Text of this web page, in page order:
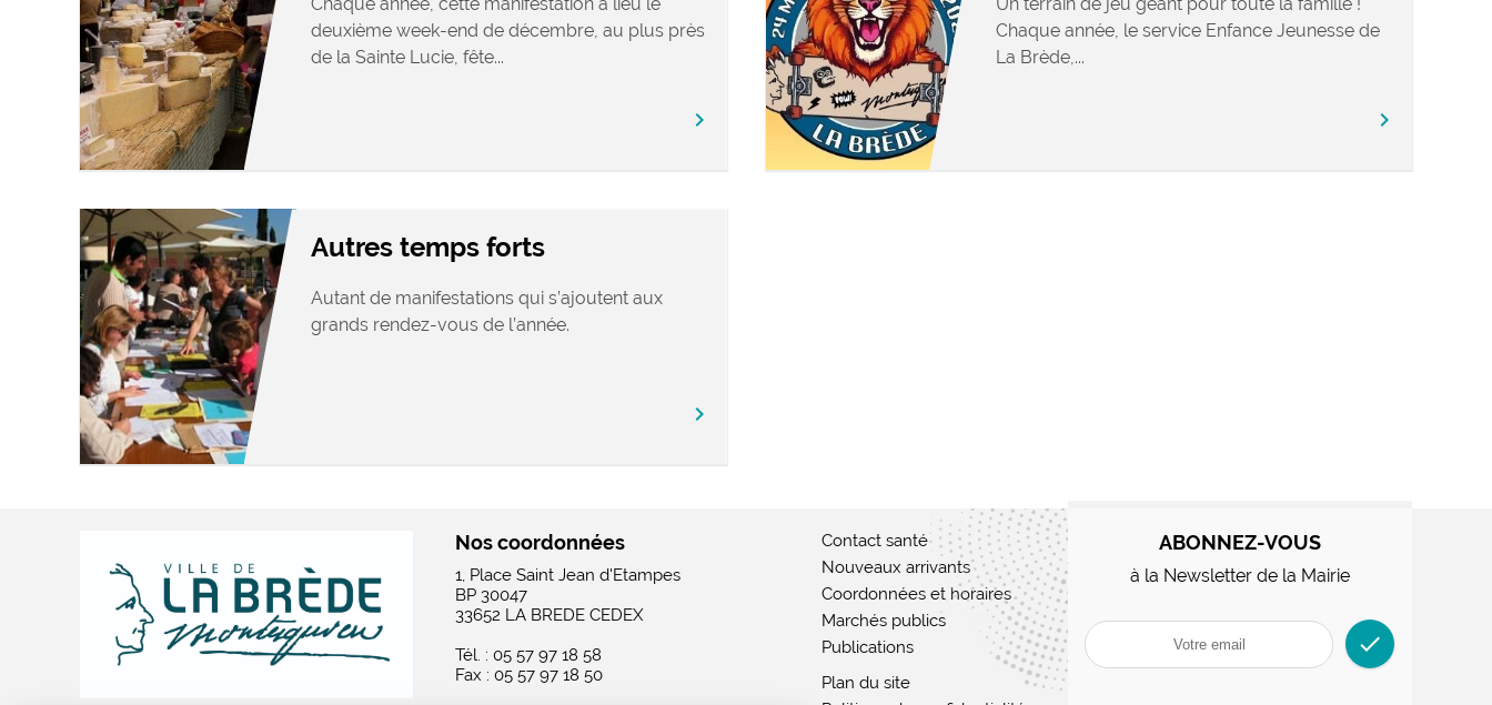
Chaque année, cette manifestation a lieu le
deuxième week-end de décembre, au plus près
de la Sainte Lucie, fête...
chevron_right
Un terrain de jeu géant pour toute la famille !
Chaque année, le service Enfance Jeunesse de
La Brède,...
chevron_right
Autres temps forts
Autant de manifestations qui s’ajoutent aux
grands rendez-vous de l’année.
chevron_right
Nos coordonnées
1, Place Saint Jean d'Etampes
BP 30047
33652 LA BREDE CEDEX
Tél. : 05 57 97 18 58
Fax : 05 57 97 18 50
Contact santé
Nouveaux arrivants
Coordonnées et horaires
Marchés publics
Publications
Plan du site
ABONNEZ-VOUS
à la Newsletter de la Mairie
check